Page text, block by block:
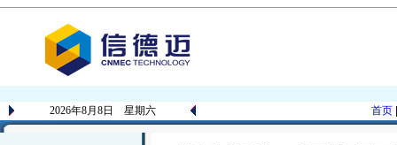
2026年8月8日 星期六 首页